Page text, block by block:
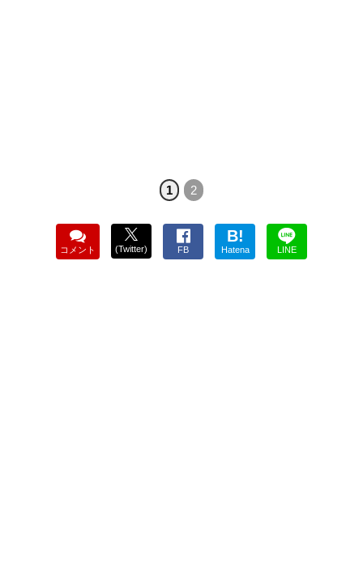
1 2
コメント (Twitter) FB
B!
Hatena LINE